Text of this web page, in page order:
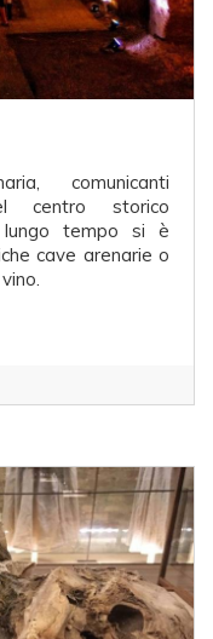
comunicanti
centro storico
lungo tempo si è
cave arenarie o